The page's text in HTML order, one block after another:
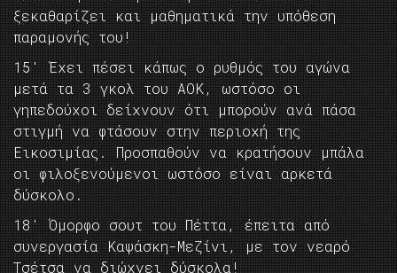
ξεκαθαρίζει και μαθηματικά την υπόθεση
παραμονής του!
15′ Έχει πέσει κάπως ο ρυθμός του αγώνα
μετά τα 3 γκολ του ΑΟΚ, ωστόσο οι
γηπεδούχοι δείχνουν ότι μπορούν ανά πάσα
στιγμή να φτάσουν στην περιοχή της
Εικοσιμίας. Προσπαθούν να κρατήσουν μπάλα
οι φιλοξενούμενοι ωστόσο είναι αρκετά
δύσκολο.
18′ Όμορφο σουτ του Πέττα, έπειτα από
συνεργασία Καψάσκη-Μεζίνι, με τον νεαρό
Τσέτσα να διώχνει δύσκολα!